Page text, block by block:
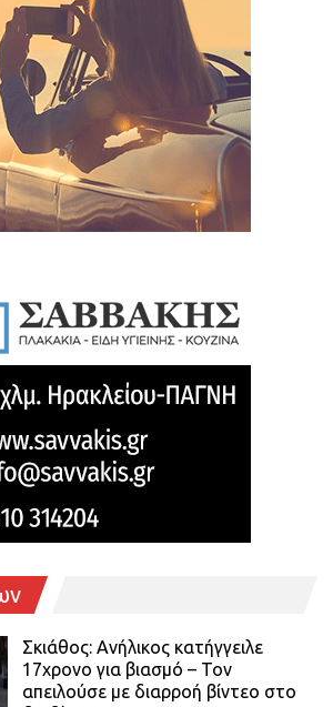
Σκιάθος: Ανήλικος κατήγγειλε
17χρονο για βιασμό – Τον
απειλούσε με διαρροή βίντεο στο